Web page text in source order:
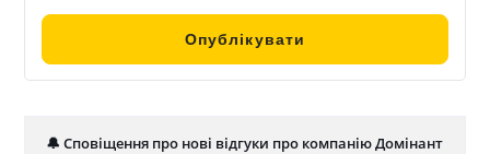
🔔 Сповіщення про нові відгуки про компанію Домінант